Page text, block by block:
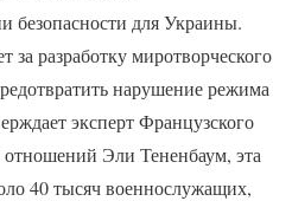
безопасности для Украины.
разработку миротворческого
нарушение режима
эксперт Французского
Эли Тененбаум, эта
40 тысяч военнослужащих,